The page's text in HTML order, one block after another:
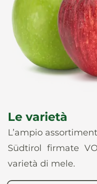
News
Es
Le varietà
L’ampio
Südtirol firmate
varietà di mele.